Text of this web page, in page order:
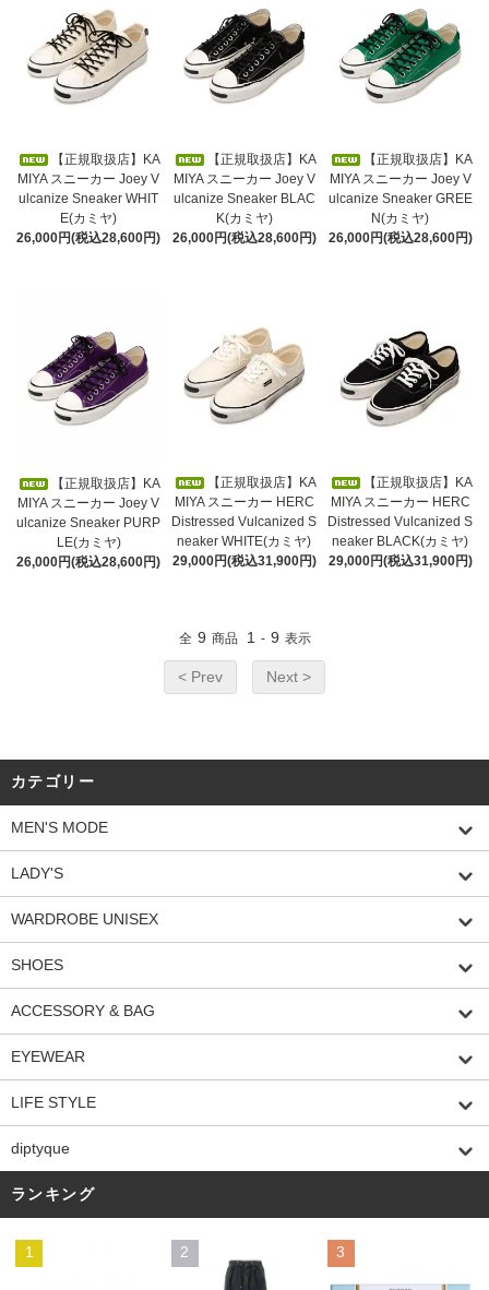
【正規取扱店】KA
MIYA スニーカー Joey V
ulcanize Sneaker WHIT
E(カミヤ)
26,000円(税込28,600円)
【正規取扱店】KA
MIYA スニーカー Joey V
ulcanize Sneaker BLAC
K(カミヤ)
26,000円(税込28,600円)
【正規取扱店】KA
MIYA スニーカー Joey V
ulcanize Sneaker GREE
N(カミヤ)
26,000円(税込28,600円)
【正規取扱店】KA
MIYA スニーカー Joey V
ulcanize Sneaker PURP
LE(カミヤ)
26,000円(税込28,600円)
【正規取扱店】KA
MIYA スニーカー HERC
Distressed Vulcanized S
neaker WHITE(カミヤ)
29,000円(税込31,900円)
【正規取扱店】KA
MIYA スニーカー HERC
Distressed Vulcanized S
neaker BLACK(カミヤ)
29,000円(税込31,900円)
全 9 商品 1 - 9 表示
< Prev Next >
カテゴリー
MEN'S MODE
LADY'S
WARDROBE UNISEX
SHOES
ACCESSORY & BAG
EYEWEAR
LIFE STYLE
diptyque
ランキング
1 2 3